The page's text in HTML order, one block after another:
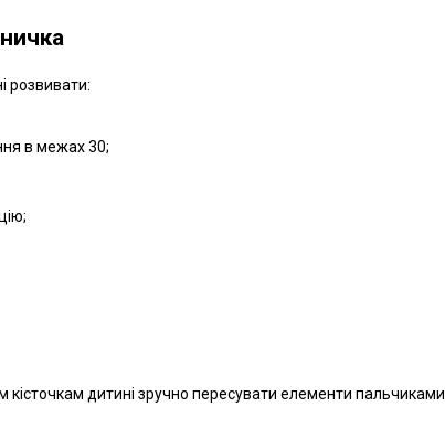
розвивати:
в межах 30;
дитині зручно пересувати елементи